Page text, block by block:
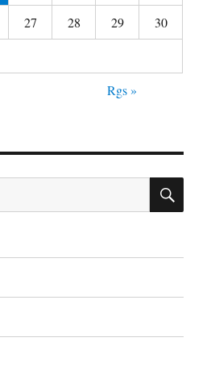
27 28 29
30
Rgs »